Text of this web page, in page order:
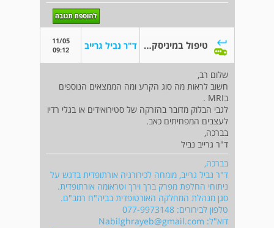
טיפול במיניסקוס מדיאלי בברך ד"ר נביל גרייב
11/05
09:12
שלום רב,
חשוב לראות מה סוג הקרע ומה הממצאים הנוספים
בMRI .
לגבי הבלוק מדובר בהזרקה של סטירואידים או בגלי רדיו
לעצבים המפחיתים כאב.
בברכה,
ד"ר גרייב נביל
בברכה,
ד"ר נביל גרייב, מומחה לכירורגיה אורתופדית בדגש על
ניתוחי החלפת מפרק ברך וירך וטראומה אורתופדית.
סגן מנהלת המחלקה האורטופדית בביה"ח רמב"ם.
טלפון לבירורים: 077-9973148
דוא"ל: Nabilghrayeb@gmail.com